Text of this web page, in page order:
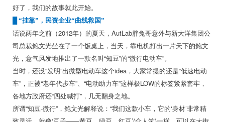
好了，我们的故事就此开始。
█ “挂靠”，民资企业“曲线救国”
话说两年之前（2012年）的夏天，AutLab胖兔哥意外与新大洋集团公
司总裁鲍文光坐在了一个饭桌上，当天，靠电机打出一片天下的鲍文
光，意气风发地推出了一款名叫“知豆”的“微行电动车”。
当时，还没“发明”出微型电动车这个idea，大家常提的还是“低速电动
车”，正被“老年代步车”、“电动助力车”这样极LOW的标签紧紧套牢，
各地方政府还“四处喊打”，几无翻身之地。
所谓“知豆-微行”，鲍文光解释说：“我们这款小车，它的‘身材’非常精